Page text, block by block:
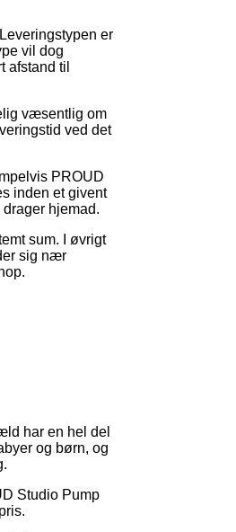
er
vil dog
afstand til
væsentlig om
ved det
PROUD
inden et givent
hjemad.
sum. I øvrigt
sig nær
har en hel del
og børn, og
Studio Pump